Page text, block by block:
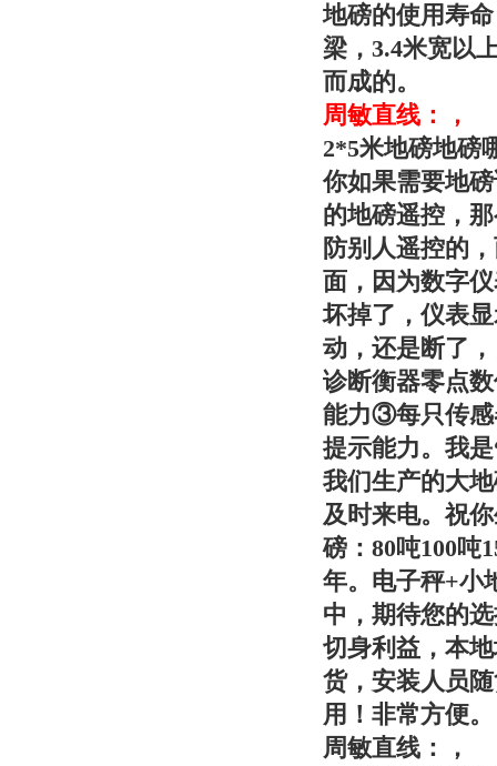
地磅的使用寿
梁，3.4米宽以
而成的。
周敏直线：
，
2*5米地磅地磅
你如果需要地
的地磅遥控，
防别人遥控的
面，因为数字
坏掉了，仪表
动，还是断了
诊断衡器零点
能力③每只传感
提示能力。我
我们生产的大
及时来电。祝
磅：80吨100吨
年。电子秤+小
中，期待您的
切身利益，本
货，安装人员
用！非常方便。
周敏直线：
，